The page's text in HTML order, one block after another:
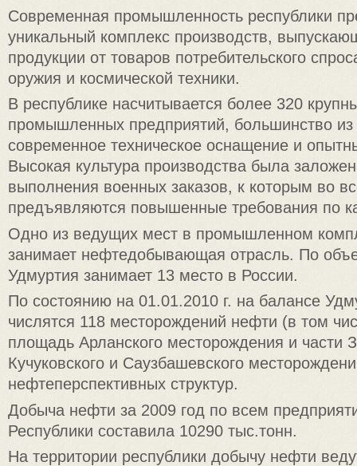
Современная промышленность республики
уникальный комплекс производств,
продукции от товаров потребительского
оружия и космической техники.
В республике насчитывается более 320
промышленных предприятий, большинство
современное техническое оснащение и
Высокая культура производства была
выполнения военных заказов, к которым во
предъявляются повышенные требования по
Одно из ведущих мест в промышленном
занимает нефтедобывающая отрасль. По
Удмуртия занимает 13 место в России.
По состоянию на 01.01.2010 г. на балансе
числятся 118 месторождений нефти (в том
площадь Арланского месторождения и части
Кучуковского и Саузбашевского
нефтеперспективных структур.
Добыча нефти за 2009 год по всем
Республики составила 10290 тыс.тонн.
На территории республики добычу нефти